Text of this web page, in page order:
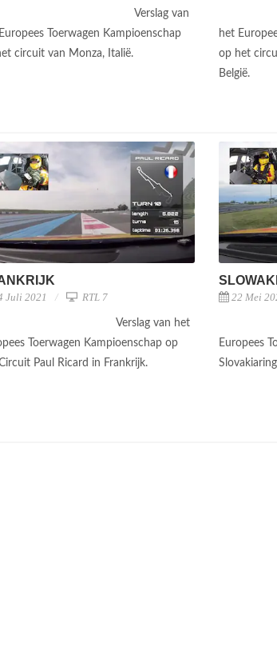
Verslag van
Toerwagen Kampioenschap
circuit van Monza, Italië.
het
op het
België.
Juli 2021 RTL 7
Verslag van het
Toerwagen Kampioenschap op
Paul Ricard in Frankrijk.
22 Mei
Europees